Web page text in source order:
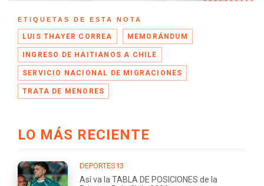
ETIQUETAS DE ESTA NOTA
LUIS THAYER CORREA MEMORÁNDUM
INGRESO DE HAITIANOS A CHILE
SERVICIO NACIONAL DE MIGRACIONES
TRATA DE MENORES
LO MÁS RECIENTE
DEPORTES13
Así va la TABLA DE POSICIONES de la